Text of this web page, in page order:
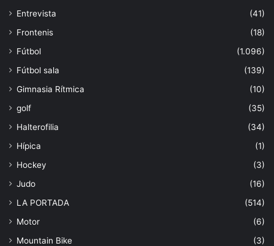
Entrevista
(41)
Frontenis
(18)
Fútbol
(1.096)
Fútbol sala
(139)
Gimnasia Rítmica
(10)
golf
(35)
Halterofilia
(34)
Hípica
(1)
Hockey
(3)
Judo
(16)
LA PORTADA
(514)
Motor
(6)
Mountain Bike
(3)